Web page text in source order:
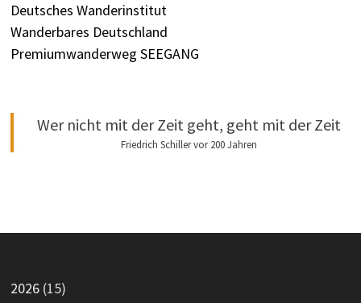
Deutsches Wanderinstitut
Wanderbares Deutschland
Premiumwanderweg SEEGANG
Wer nicht mit der Zeit geht, geht mit der Zeit
Friedrich Schiller vor 200 Jahren
2026(15)